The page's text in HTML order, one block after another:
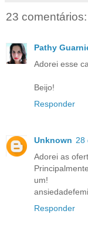
23 comentários:
Pathy
Adorei esse
Beijo!
Responder
Unknown 28
Adorei as
um!
Responder